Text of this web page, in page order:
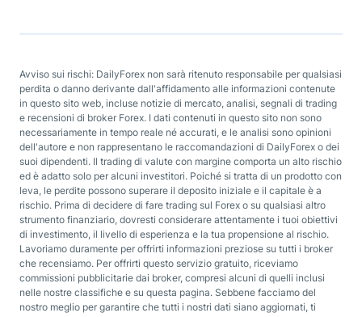
Avviso sui rischi: DailyForex non sarà ritenuto responsabile per qualsiasi
perdita o danno derivante dall'affidamento alle informazioni contenute
in questo sito web, incluse notizie di mercato, analisi, segnali di trading
e recensioni di broker Forex. I dati contenuti in questo sito non sono
necessariamente in tempo reale né accurati, e le analisi sono opinioni
dell'autore e non rappresentano le raccomandazioni di DailyForex o dei
suoi dipendenti. Il trading di valute con margine comporta un alto rischio
ed è adatto solo per alcuni investitori. Poiché si tratta di un prodotto con
leva, le perdite possono superare il deposito iniziale e il capitale è a
rischio. Prima di decidere di fare trading sul Forex o su qualsiasi altro
strumento finanziario, dovresti considerare attentamente i tuoi obiettivi
di investimento, il livello di esperienza e la tua propensione al rischio.
Lavoriamo duramente per offrirti informazioni preziose su tutti i broker
che recensiamo. Per offrirti questo servizio gratuito, riceviamo
commissioni pubblicitarie dai broker, compresi alcuni di quelli inclusi
nelle nostre classifiche e su questa pagina. Sebbene facciamo del
nostro meglio per garantire che tutti i nostri dati siano aggiornati, ti